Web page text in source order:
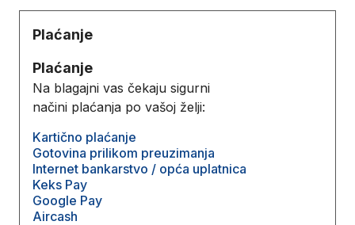
Plaćanje
Plaćanje
Na blagajni vas čekaju sigurni
načini plaćanja po vašoj želji:
Kartično plaćanje
Gotovina prilikom preuzimanja
Internet bankarstvo / opća uplatnica
Keks Pay
Google Pay
Aircash